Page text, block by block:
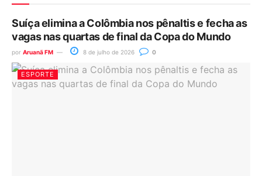
Suíça elimina a Colômbia nos pênaltis e fecha as
vagas nas quartas de final da Copa do Mundo
por Aruanã FM 8 de julho de 2026 0
ESPORTE